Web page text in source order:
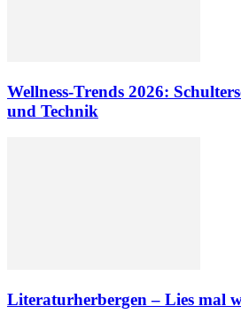
Wellness-Trends 2026:
und Technik
Literaturherbergen – Lies mal